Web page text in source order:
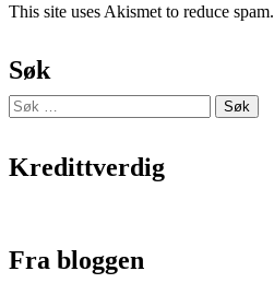
This site uses Akismet to reduce spam.
Søk
Søk
etter:
Kredittverdig
Fra bloggen